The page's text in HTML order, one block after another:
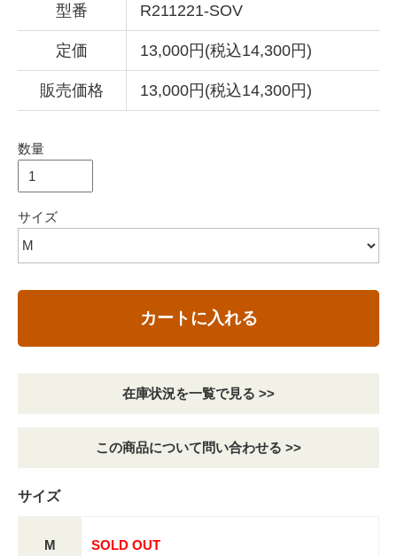
型番 R211221-SOV
定価 13,000円(税込14,300円)
販売価格 13,000円(税込14,300円)
数量
サイズ
カートに入れる
在庫状況を一覧で見る >>
この商品について問い合わせる >>
サイズ
M SOLD OUT